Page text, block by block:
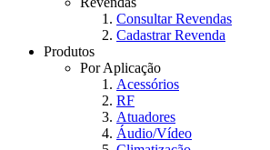
Consultar Revendas
Cadastrar Revenda
Produtos
Por Aplicação
Acessórios
RF
Atuadores
Áudio/Vídeo